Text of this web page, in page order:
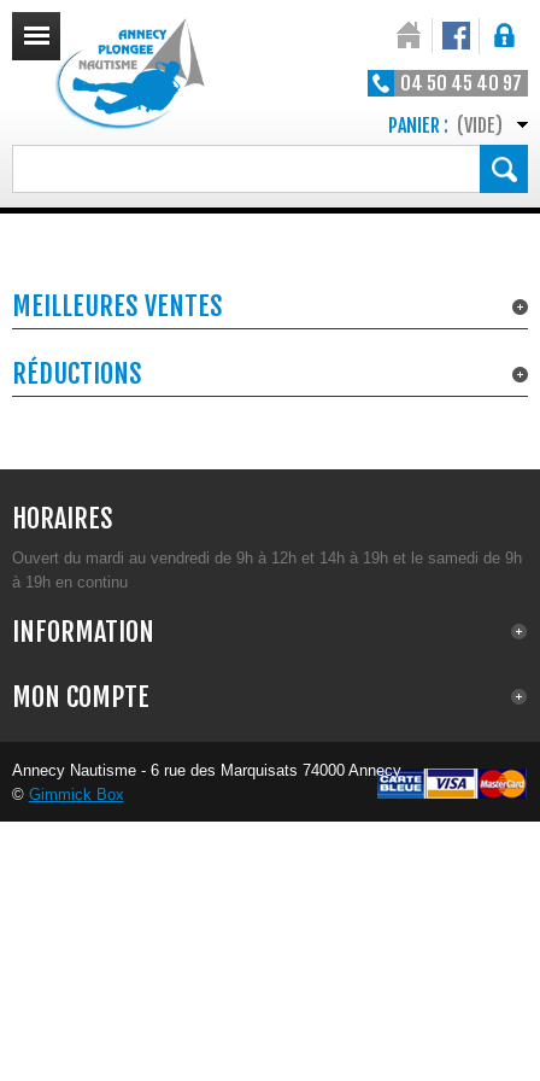
04 50 45 40 97
PANIER : (VIDE)
MEILLEURES VENTES
RÉDUCTIONS
HORAIRES
Ouvert du mardi au vendredi de 9h à 12h et 14h à 19h et le samedi de 9h
à 19h en continu
Annecy Nautisme - 6 rue des Marquisats 74000 Annecy
© Gimmick Box
INFORMATION
MON COMPTE